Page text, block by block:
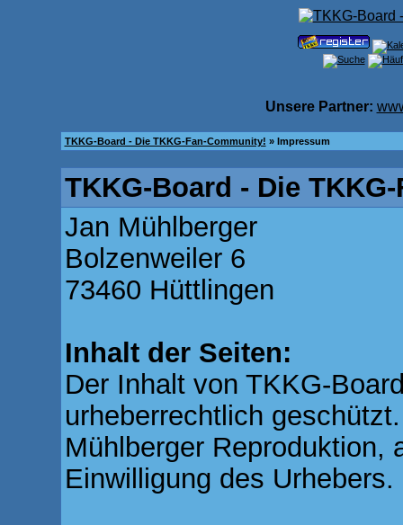
Unsere Partner:
TKKG-Board - Die TKKG-Fan-Community! » Impressum
TKKG-Board - Die
Jan Mühlberger
Bolzenweiler 6
73460 Hüttlingen
Inhalt der Seiten:
Der Inhalt von TKKG-
urheberrechtlich
Mühlberger Reproduktion,
Einwilligung des Urhebers.